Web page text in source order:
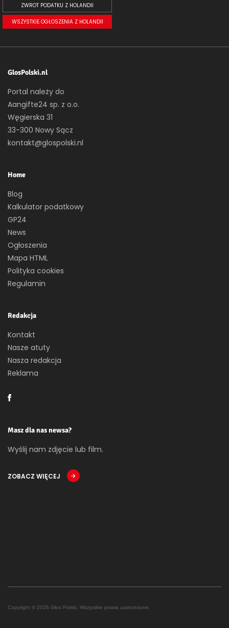
ZWROT PODATKU Z HOLANDII
WSZYSTKIE OGŁOSZENIA Z HOLANDII
GlosPolski.nl
Portal należy do
Aangifte24 sp. z o.o.
Węgierska 31
33-300 Nowy Sącz
kontakt@glospolski.nl
Home
Blog
Kalkulator podatkowy
GP24
News
Ogłoszenia
Mapa HTML
Polityka cookies
Regulamin
Redakcja
Kontakt
Nasze atuty
Nasza redakcja
Reklama
Masz dla nas newsa?
Wyślij nam zdjęcie lub film.
ZOBACZ WIĘCEJ
Copyright © 2026 Głos Polski. Wszystkie prawa zastrzeżone.